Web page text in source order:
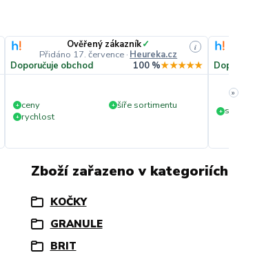
Ověřený zákazník✓
Přidáno 17. července · Heureka.cz
i
Doporučuje obchod 100 %★★★★★
+ ceny + šíře sortimentu
+ rychlost
Doporučuje
+ slušná
»
Zboží zařazeno v kategoriích
KOČKY
GRANULE
BRIT